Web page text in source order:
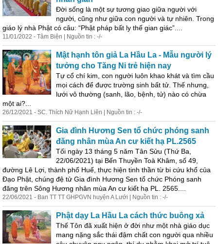
Đời sống là một sự tương giao giữa người với
người, cũng như giữa con người và tự nhiên. Trong
giáo lý nhà Phật có câu: “Phật pháp bất ly thế gian giác”....
11/01/2022 - Tâm Biện | Nguồn tin : -/-
Mật hạnh tôn giả La Hầu La - Mẫu người lý
tưởng cho Tăng Ni trẻ hiện nay
Tự cổ chí kim, con người luôn khao khát và tìm cầu
mọi cách để được trường sinh bất tử. Thế nhưng,
lưới vô thường (sanh, lão, bệnh, tử) nào có chừa
một ai?...
26/12/2021 - SC. Thích Nữ Hạnh Liên | Nguồn tin : -/-
Gia đình Hương Sen tổ chức phóng sanh
đăng nhân mùa An cư kiết hạ PL.2565
Tối ngày 13 tháng 5 năm Tân Sửu (Thứ Ba,
22/06/2021) tại Bến Thuyền Toà Khâm, số 49,
đường Lê Lợi, thành phố Huế, thực hiện tinh thần từ bi cứu khổ của
Đạo Phật, chúng đệ tử Gia đình Hương Sen tổ chức Phóng sanh
đăng trên Sông Hương nhân mùa An cư kiết hạ PL. 2565....
22/06/2021 - Ban TT TT GHPGVN huyện A Lưới | Nguồn tin : -/-
Phật dạy La Hầu La cách thức buông xả
Thế Tôn đã xuất hiện ở đời như một nhà giáo dục
mang nặng sắc thái đậm chất con người qua nhiều